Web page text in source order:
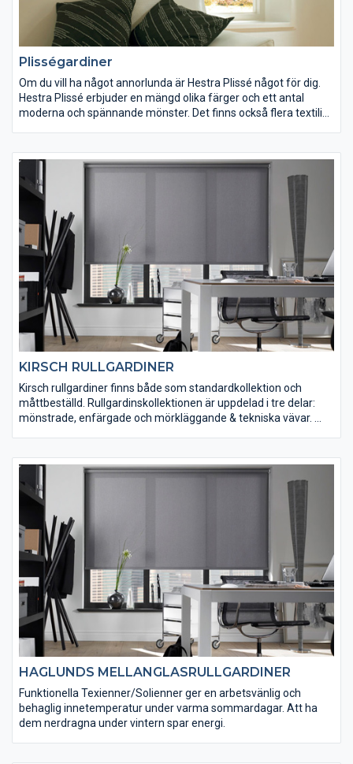
Plisségardiner
Om du vill ha något annorlunda är Hestra Plissé något för dig.
Hestra Plissé erbjuder en mängd olika färger och ett antal
moderna och spännande mönster. Det finns också flera textilier
säkerhet och mörkläggning. Plisségardinen passar i alla sorters
KIRSCH RULLGARDINER
Kirsch rullgardiner finns både som standardkollektion och
måttbeställd. Rullgardinskollektionen är uppdelad i tre delar:
mönstrade, enfärgade och mörkläggande & tekniska vävar.
avslutningar, fasoneringar, kantband och dragknoppar. På så
sätt designar du din egen rullgardin. Du kan även få din
rullgardin i eget tygval, läs mer om eget tygval på deras
webplats under "Om Produkten".
HAGLUNDS MELLANGLASRULLGARDINER
Funktionella Texienner/Solienner ger en arbetsvänlig och
behaglig innetemperatur under varma sommardagar. Att ha
dem nerdragna under vintern spar energi.